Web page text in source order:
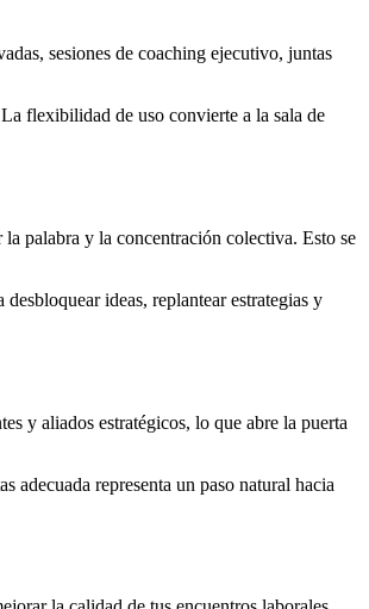
sesiones de coaching ejecutivo, juntas
flexibilidad de uso convierte a la sala de
palabra y la concentración colectiva. Esto se
ideas, replantear estrategias y
y aliados estratégicos, lo que abre la puerta
adecuada representa un paso natural hacia